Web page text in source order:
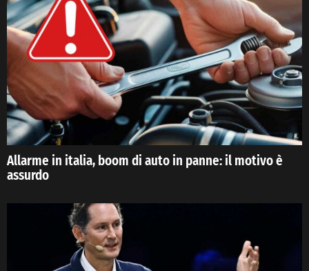
Allarme in italia, boom di auto in panne: il motivo è
assurdo